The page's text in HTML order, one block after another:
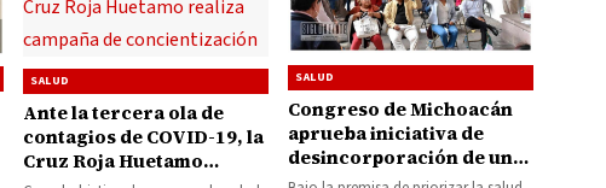
SALUD
Ante la tercera ola de
contagios de COVID-19, la
Cruz Roja Huetamo
SALUD
Congreso de Michoacán
aprueba iniciativa de
desincorporación de un
predio para la